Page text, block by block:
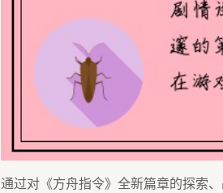
通过对《方舟指令》全新篇章的探索